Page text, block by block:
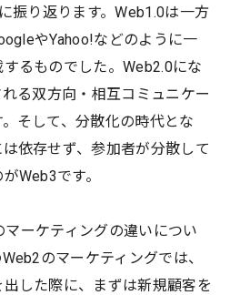
振り返ります。Web1.0は一方
やYahoo!などのように一
るものでした。Web2.0にな
る双方向・相互コミュニケー
そして、分散化の時代とな
依存せず、参加者が分散して
Web3です。
ーケティングの違いについ
のマーケティングでは、
した際に、まずは新規顧客を